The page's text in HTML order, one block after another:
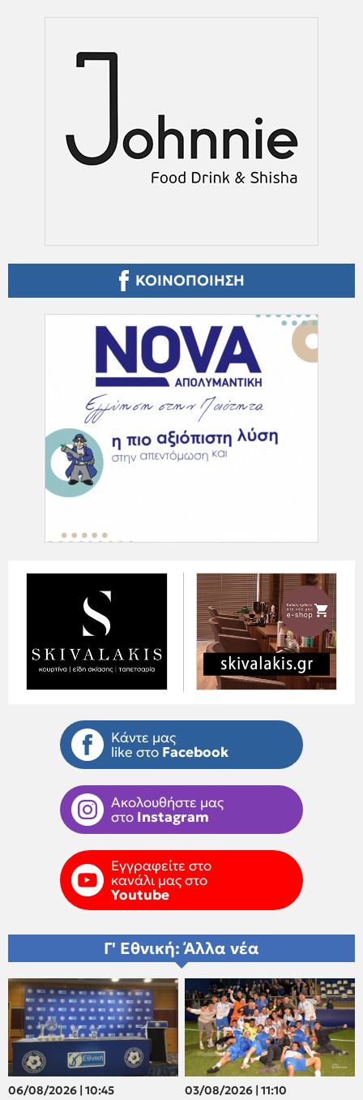
ΚΟΙΝΟΠΟΙΗΣΗ
Κάντε μας
like στο Facebook
Ακολουθήστε μας
στο Instagram
Εγγραφείτε στο
κανάλι μας στο
Youtube
Γ' Εθνική: Άλλα νέα
06/08/2026 | 10:45
03/08/2026 | 11:10